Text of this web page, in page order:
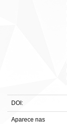
DOI:
Aparece nas